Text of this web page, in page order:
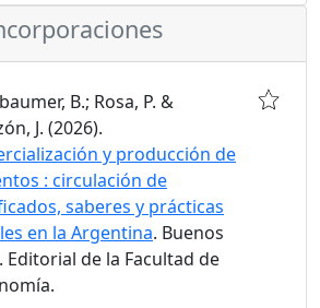
B.; Rosa, P. &
J. (2026).
y producción de
: circulación de
saberes y prácticas
en la Argentina. Buenos
Editorial de la Facultad de